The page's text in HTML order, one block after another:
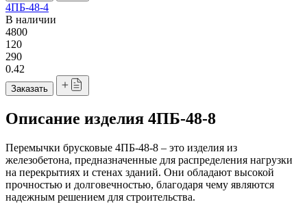
4ПБ-48-4
В наличии
4800
120
290
0.42
Заказать
Описание изделия 4ПБ-48-8
Перемычки брусковые 4ПБ-48-8 – это изделия из
железобетона, предназначенные для распределения нагрузки
на перекрытиях и стенах зданий. Они обладают высокой
прочностью и долговечностью, благодаря чему являются
надежным решением для строительства.